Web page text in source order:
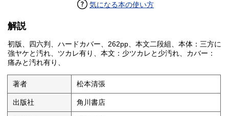
気になる本の使い方
解説
初版、四六判、ハードカバー、262pp、本文二段組、本体：三方に
強ヤケと汚れ、ツカレ有り、本文：少ツカレと少汚れ、カバー：
痛みと汚れ有り、
著者 松本清張
出版社 角川書店